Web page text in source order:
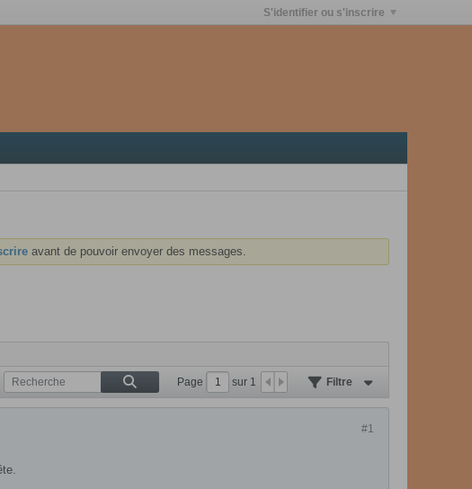
S'identifier ou s'inscrire
avant de pouvoir envoyer des messages.
Page sur 1 Filtre
#1